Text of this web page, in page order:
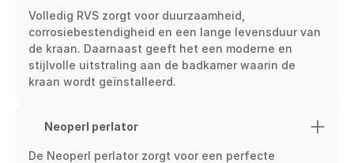
Volledig RVS zorgt voor duurzaamheid,
corrosiebestendigheid en een lange levensduur van
de kraan. Daarnaast geeft het een moderne en
stijlvolle uitstraling aan de badkamer waarin de
kraan wordt geïnstalleerd.
Neoperl perlator
De Neoperl perlator zorgt voor een perfecte